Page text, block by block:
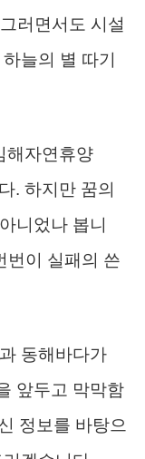
러면서도 시설
늘의 별 따기
해자연휴양
. 하지만 꿈의
니었나 봅니
번이 실패의 쓴
동해바다가
앞두고 막막함
정보를 바탕으